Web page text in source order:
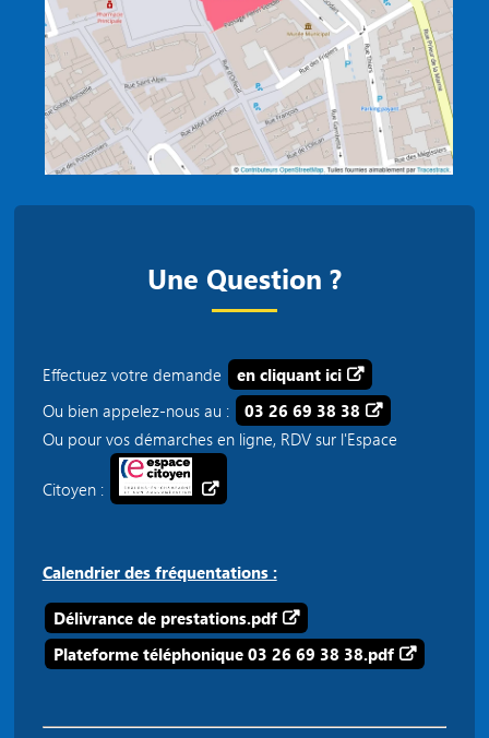
Une Question ?
Effectuez votre demande
en cliquant ici
Ou bien appelez-nous au :
03 26 69 38 38
Ou pour vos démarches en ligne, RDV sur l'Espace
Citoyen :
Calendrier des fréquentations :
Délivrance de prestations.pdf
Plateforme téléphonique 03 26 69 38 38.pdf